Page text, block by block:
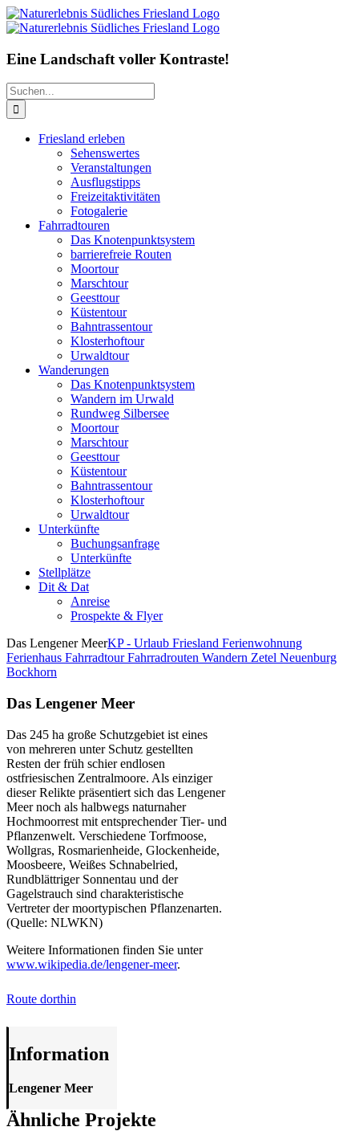
Zum
Inhalt
Eine Landschaft voller Kontraste!
Suche
nach:
Friesland erleben
Sehenswertes
Veranstaltungen
Ausflugstipps
Freizeitaktivitäten
Fotogalerie
Fahrradtouren
Das Knotenpunktsystem
barrierefreie Routen
Moortour
Marschtour
Geesttour
Küstentour
Bahntrassentour
Klosterhoftour
Urwaldtour
Wanderungen
Das Knotenpunktsystem
Wandern im Urwald
Rundweg Silbersee
Moortour
Marschtour
Geesttour
Küstentour
Bahntrassentour
Klosterhoftour
Urwaldtour
Unterkünfte
Buchungsanfrage
Unterkünfte
Stellplätze
Dit & Dat
Anreise
Prospekte & Flyer
Das Lengener MeerKP - Urlaub Friesland Ferienwohnung
Ferienhaus Fahrradtour Fahrradrouten Wandern Zetel Neuenburg
Bockhorn
Das Lengener Meer
Das 245 ha große Schutzgebiet ist eines
von mehreren unter Schutz gestellten
Resten der früh schier endlosen
ostfriesischen Zentralmoore. Als einziger
dieser Relikte präsentiert sich das Lengener
Meer noch als halbwegs naturnaher
Hochmoorrest mit entsprechender Tier- und
Pflanzenwelt. Verschiedene Torfmoose,
Wollgras, Rosmarienheide, Glockenheide,
Moosbeere, Weißes Schnabelried,
Rundblättriger Sonnentau und der
Gagelstrauch sind charakteristische
Vertreter der moortypischen Pflanzenarten.
(Quelle: NLWKN)
Weitere Informationen finden Sie unter
www.wikipedia.de/lengener-meer.
Route dorthin
Information
Lengener Meer
Ähnliche Projekte